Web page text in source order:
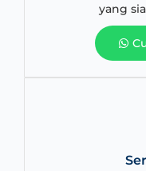
yang